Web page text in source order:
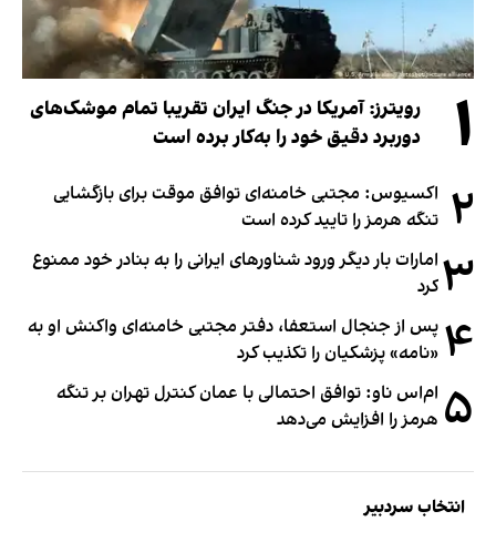
۱
رویترز: آمریکا در جنگ ایران تقریبا تمام موشک‌های
دوربرد دقیق خود را به‌کار برده است
۲ اکسیوس: مجتبی خامنه‌ای توافق موقت برای بازگشایی
تنگه هرمز را تایید کرده است
۳ امارات بار دیگر ورود شناورهای ایرانی را به بنادر خود ممنوع
کرد
۴ پس از جنجال استعفا، دفتر مجتبی خامنه‌ای واکنش او به
«نامه» پزشکیان را تکذیب کرد
۵ ام‌اس ناو: توافق احتمالی با عمان کنترل تهران بر تنگه
هرمز را افزایش می‌دهد
انتخاب سردبیر